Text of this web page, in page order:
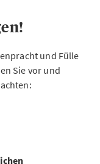
und Fülle
Sie vor und